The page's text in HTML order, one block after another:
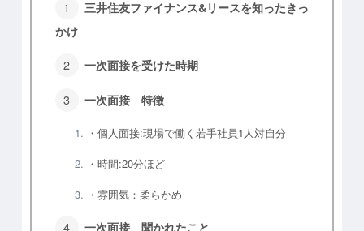
三井住友ファイナンス&リースを知ったきっ
かけ
一次面接を受けた時期
一次面接 特徴
・個人面接:現場で働く若手社員1人対自分
・時間:20分ほど
・雰囲気：柔らかめ
一次面接 聞かれたこと